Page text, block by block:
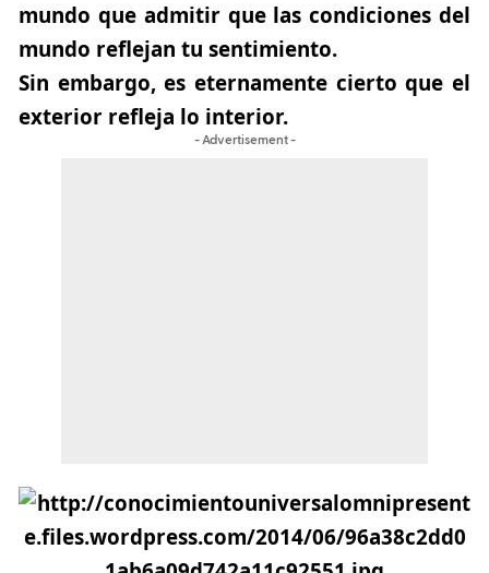
mundo que admitir que las condiciones del
mundo reflejan tu sentimiento.
Sin embargo, es eternamente cierto que el
exterior refleja lo interior.
- Advertisement -